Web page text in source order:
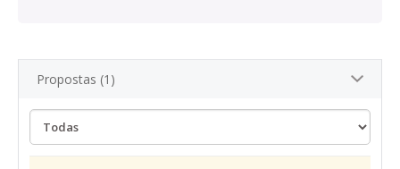
Propostas (1)